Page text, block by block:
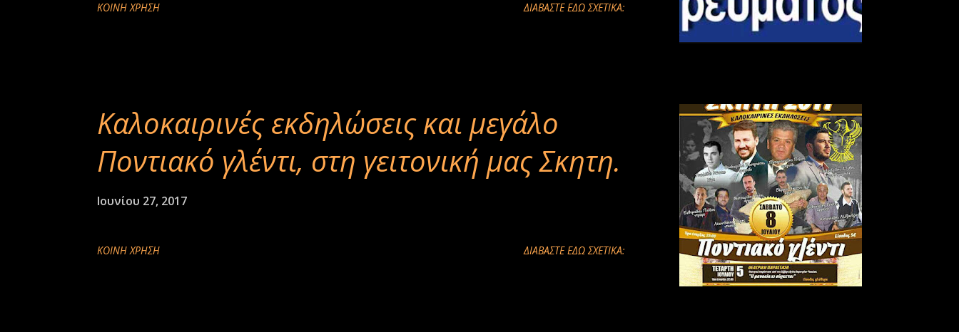
ΚΟΙΝΉ ΧΡΉΣΗ ΔΙΑΒΑΣΤΕ ΕΔΩ ΣΧΕΤΙΚΑ:
Καλοκαιρινές εκδηλώσεις και μεγάλο
Ποντιακό γλέντι, στη γειτονική μας Σκητη.
Ιουνίου 27, 2017
ΚΟΙΝΉ ΧΡΉΣΗ ΔΙΑΒΑΣΤΕ ΕΔΩ ΣΧΕΤΙΚΑ: